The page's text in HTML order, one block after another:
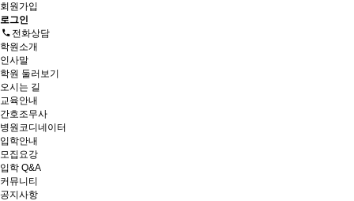
회원가입
로그인
전화상담
학원소개
인사말
학원 둘러보기
오시는 길
교육안내
간호조무사
병원코디네이터
입학안내
모집요강
입학 Q&A
커뮤니티
공지사항